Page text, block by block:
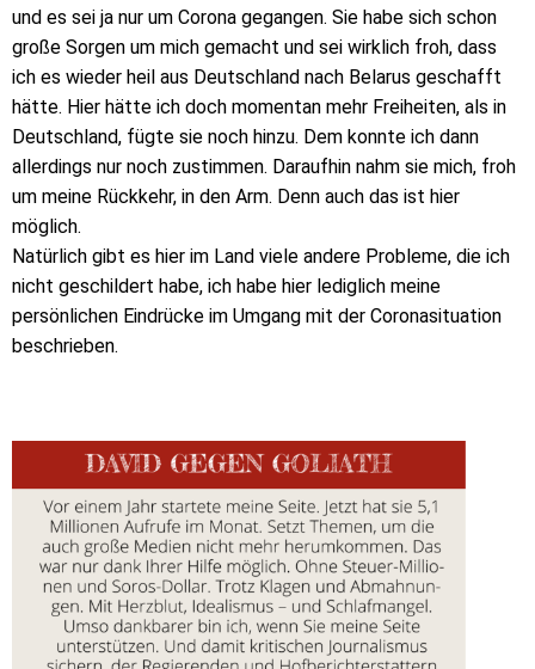
und es sei ja nur um Corona gegangen. Sie habe sich schon
große Sorgen um mich gemacht und sei wirklich froh, dass
ich es wieder heil aus Deutschland nach Belarus geschafft
hätte. Hier hätte ich doch momentan mehr Freiheiten, als in
Deutschland, fügte sie noch hinzu. Dem konnte ich dann
allerdings nur noch zustimmen. Daraufhin nahm sie mich, froh
um meine Rückkehr, in den Arm. Denn auch das ist hier
möglich.
Natürlich gibt es hier im Land viele andere Probleme, die ich
nicht geschildert habe, ich habe hier lediglich meine
persönlichen Eindrücke im Umgang mit der Coronasituation
beschrieben.